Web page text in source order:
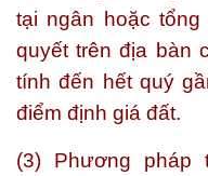
tại ngân hoặc
quyết trên địa bàn
tính đến hết quý
điểm định giá đất.
(3) Phương pháp